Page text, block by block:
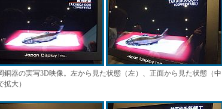
器の実写3D映像。左から見た状態（左）、正面から見た状態（中
大）